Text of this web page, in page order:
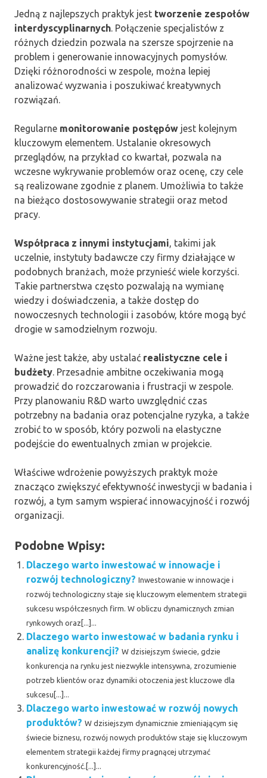
Jedną z najlepszych praktyk jest tworzenie zespołów
interdyscyplinarnych. Połączenie specjalistów z
różnych dziedzin pozwala na szersze spojrzenie na
problem i generowanie innowacyjnych pomysłów.
Dzięki różnorodności w zespole, można lepiej
analizować wyzwania i poszukiwać kreatywnych
rozwiązań.
Regularne monitorowanie postępów jest kolejnym
kluczowym elementem. Ustalanie okresowych
przeglądów, na przykład co kwartał, pozwala na
wczesne wykrywanie problemów oraz ocenę, czy cele
są realizowane zgodnie z planem. Umożliwia to także
na bieżąco dostosowywanie strategii oraz metod
pracy.
Współpraca z innymi instytucjami, takimi jak
uczelnie, instytuty badawcze czy firmy działające w
podobnych branżach, może przynieść wiele korzyści.
Takie partnerstwa często pozwalają na wymianę
wiedzy i doświadczenia, a także dostęp do
nowoczesnych technologii i zasobów, które mogą być
drogie w samodzielnym rozwoju.
Ważne jest także, aby ustalać realistyczne cele i
budżety. Przesadnie ambitne oczekiwania mogą
prowadzić do rozczarowania i frustracji w zespole.
Przy planowaniu R&D warto uwzględnić czas
potrzebny na badania oraz potencjalne ryzyka, a także
zrobić to w sposób, który pozwoli na elastyczne
podejście do ewentualnych zmian w projekcie.
Właściwe wdrożenie powyższych praktyk może
znacząco zwiększyć efektywność inwestycji w badania i
rozwój, a tym samym wspierać innowacyjność i rozwój
organizacji.
Podobne Wpisy:
Dlaczego warto inwestować w innowacje i
rozwój technologiczny? Inwestowanie w innowacje i
rozwój technologiczny staje się kluczowym elementem strategii
sukcesu współczesnych firm. W obliczu dynamicznych zmian
rynkowych oraz[...]...
Dlaczego warto inwestować w badania rynku i
analizę konkurencji? W dzisiejszym świecie, gdzie
konkurencja na rynku jest niezwykle intensywna, zrozumienie
potrzeb klientów oraz dynamiki otoczenia jest kluczowe dla
sukcesu[...]...
Dlaczego warto inwestować w rozwój nowych
produktów? W dzisiejszym dynamicznie zmieniającym się
świecie biznesu, rozwój nowych produktów staje się kluczowym
elementem strategii każdej firmy pragnącej utrzymać
konkurencyjność.[...]...